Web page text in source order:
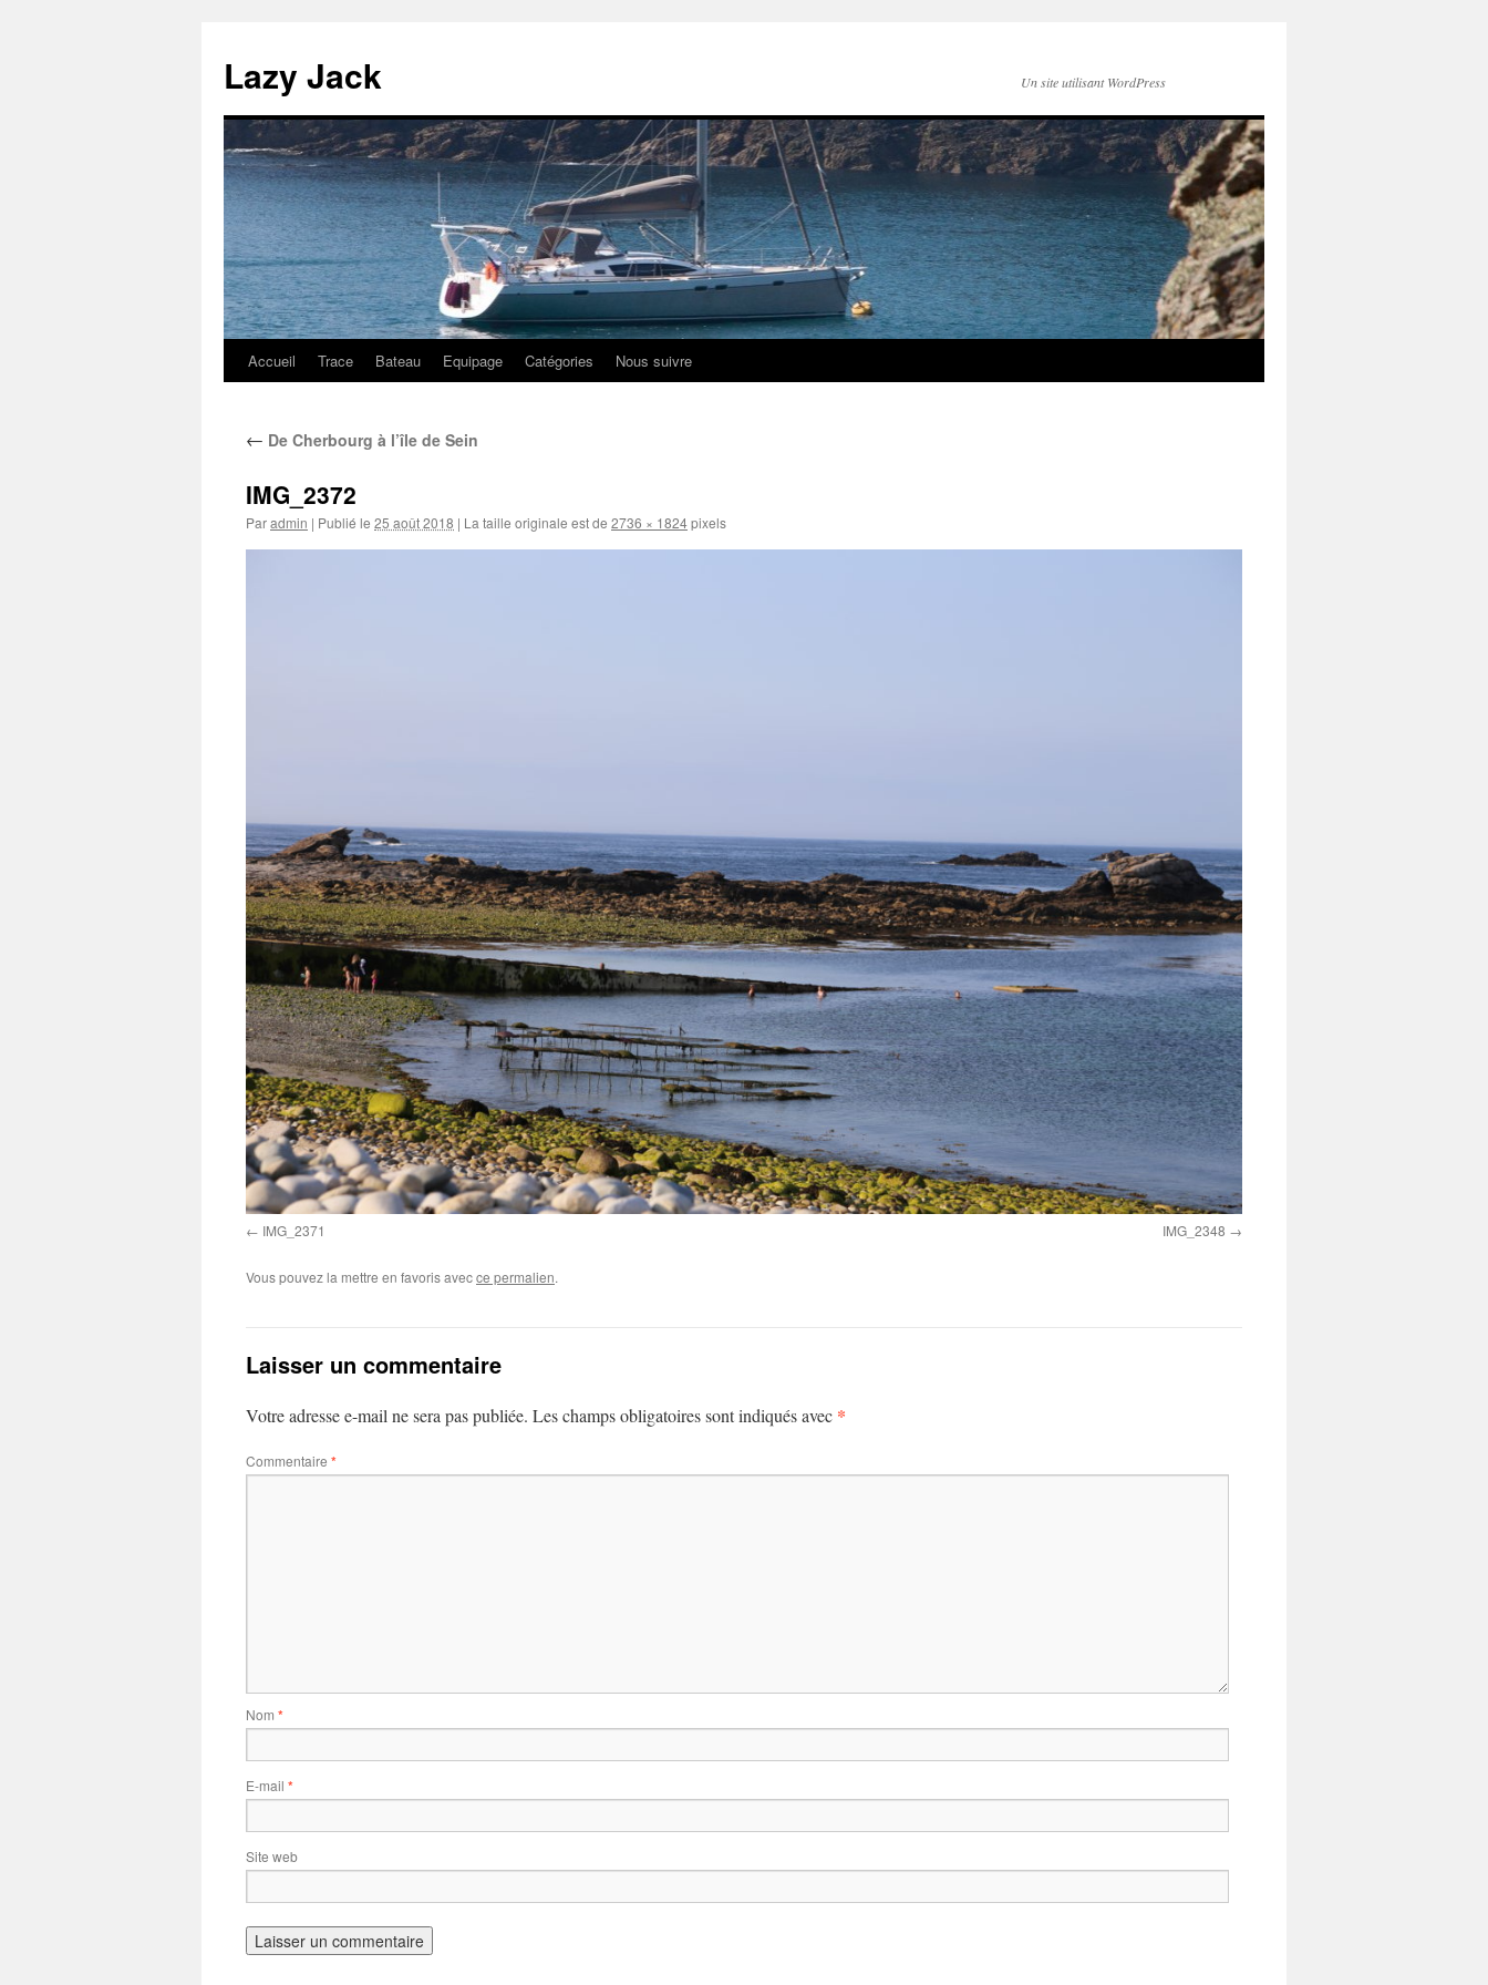
Lazy Jack Un site utilisant WordPress
Aller
contenu
Accueil Trace Bateau Equipage Catégories Nous suivre
← De Cherbourg à l’île de Sein
IMG_2372
Paradmin | Publié le 25 août 2018 | La taille originale est de 2736 × 1824pixels
IMG_2371 IMG_2348
Vous pouvez la mettre en favoris avecce permalien.
Laisser un commentaire
Votre adresse e-mail ne sera pas publiée. Les champs obligatoires sont indiqués avec *
Commentaire *
Nom *
E-mail *
Site web